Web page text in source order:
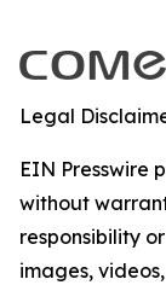
Legal
EIN Presswire
without
responsibility
images,